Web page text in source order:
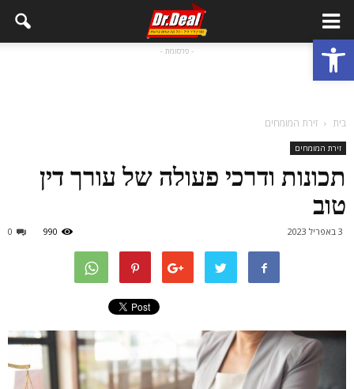
פתח סרגל נגישות - פרסומת -
בית זירת המומחים
זירת המומחים
תכונות ודרכי פעולה של עורך דין
טוב
3 באפריל 2023 0 990